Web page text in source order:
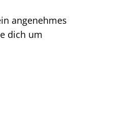
angenehmes
dich um